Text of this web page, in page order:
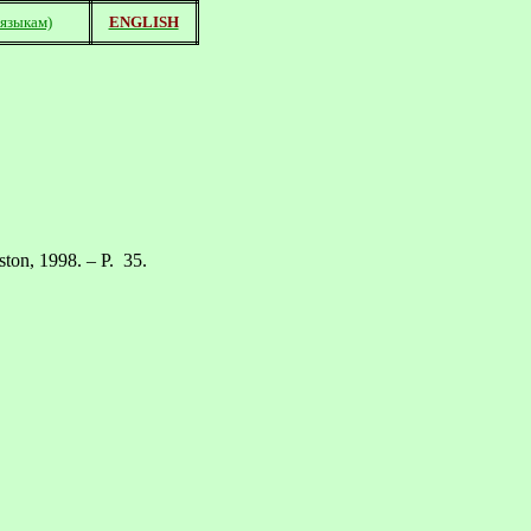
ENGLISH
, 1998. – P. 35.